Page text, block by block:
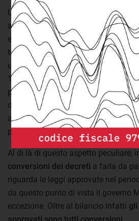
Un altro elemento interessante
approvate. Nei suoi primi 100 giorni
esecutivo ha anche dovuto varare la
tratta di una novità nella storia del
ultimi anni infatti solo con un altro
1996) erano state approvate leggi
primi 100 giorni. In quel caso però si
dell’assestamento di bilancio e del
all’anno precedente. Due
punto di vista politico.
Al di là di questo aspetto peculiare,
conversioni dei decreti a farla da
riguarda le leggi approvate nel
da questo punto di vista il governo
eccezione. Oltre al bilancio infatti